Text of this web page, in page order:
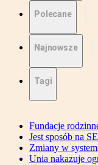
Polecane
Najnowsze
Tagi
Fundacje
Jest sposób na
Zmiany w
Unia nakazuje